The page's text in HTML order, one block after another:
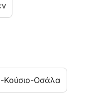
Κούσιο-Οσάλα